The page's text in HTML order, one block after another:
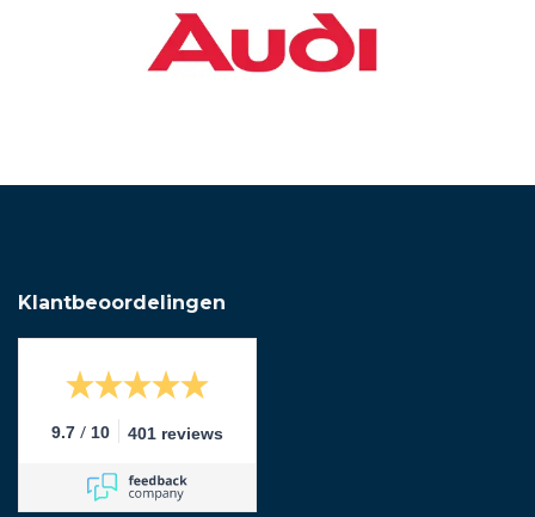
Klantbeoordelingen
9.7 / 10 401 reviews